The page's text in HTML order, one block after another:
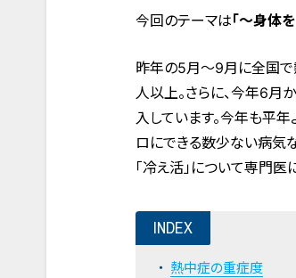
今回のテーマは「〜身体
昨年の5月〜9月に全国
人以上。さらに、今年6
入しています。今年も平
ロにできる数少ない病気
「冷え活」について専門医
INDEX
熱中症の重症度